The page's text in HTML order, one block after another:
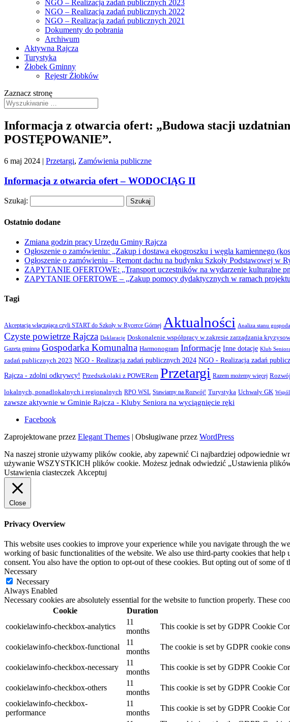
NGO – Realizacja zadań publicznych 2023
NGO – Realizacja zadań publicznych 2022
NGO – Realizacja zadań publicznych 2021
Dokumenty do pobrania
Archiwum
Aktywna Rajcza
Turystyka
Żłobek Gminny
Rejestr Żłobków
Zaznacz stronę
Informacja z otwarcia ofert: „Budowa stacji
POSTĘPOWANIE”.
6 maj 2024 | Przetargi, Zamówienia publiczne
Informacja z otwarcia ofert – WODOCIĄG II
Szukaj:
Ostatnio dodane
Zmiana godzin pracy Urzędu Gminy Rajcza
Ogłoszenie o zamówieniu: „Zakup i dostawa ekogroszku i węgla kamiennego
Ogłoszenie o zamówieniu – Remont dachu na budynku Szkoły Podstawowej w
ZAPYTANIE OFERTOWE: „Transport uczestników na wydarzenie kulturalne
ZAPYTANIE OFERTOWE – „Zakup pomocy dydaktycznych w ramach
Tagi
Akceptacja włączająca czyli START do Szkoły w Rycerce Górnej Aktualności Analiza stanu
Czyste powietrze Rajcza Deklaracje Doskonalenie współpracy w zakresie zarządzania
Gazeta gminna Gospodarka Komunalna Harmonogram Informacje Inne dotacje Klub
zadań publicznych 2023 NGO - Realizacja zadań publicznych 2024 NGO - Realizacja zadań
Rajcza - zdolni odkrywcy! Przedszkolaki z POWERem Przetargi Razem możemy więcej
lokalnych, ponadlokalnych i regionalnych RPO WSL Stawiamy na Rozwój! Turystyka Uchwały GK
zawsze aktywnie w Gminie Rajcza - Kluby Seniora na wyciągnięcie ręki
Facebook
Zaprojektowane przez Elegant Themes | Obsługiwane przez WordPress
Na naszej stronie używamy plików cookie, aby zapewnić Ci najbardziej odpowiednie
używanie WSZYSTKICH plików cookie. Możesz jednak odwiedzić „Ustawienia
Ustawienia ciasteczek Akceptuj
Close
Privacy Overview
This website uses cookies to improve your experience while you navigate through the
working of basic functionalities of the website. We also use third-party cookies that
consent. You also have the option to opt-out of these cookies. But opting out of some of
Necessary
Necessary
Always Enabled
Necessary cookies are absolutely essential for the website to function properly. These
Cookie
Duration
cookielawinfo-checkbox-analytics
11
months
This cookie is set by GDPR Cookie
cookielawinfo-checkbox-functional
11
months
The cookie is set by GDPR cookie
cookielawinfo-checkbox-necessary
11
months
This cookie is set by GDPR Cookie
cookielawinfo-checkbox-others
11
months
This cookie is set by GDPR Cookie
cookielawinfo-checkbox-
performance
11
months
This cookie is set by GDPR Cookie